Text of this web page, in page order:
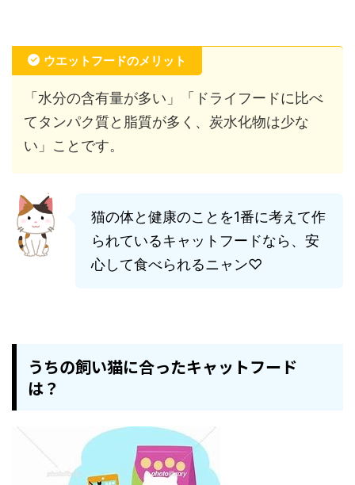
ウエットフードのメリット
「水分の含有量が多い」「ドライフードに比べ
てタンパク質と脂質が多く、炭水化物は少な
い」ことです。
猫の体と健康のことを1番に考えて作
られているキャットフードなら、安
心して食べられるニャン♡
うちの飼い猫に合ったキャットフード
は？